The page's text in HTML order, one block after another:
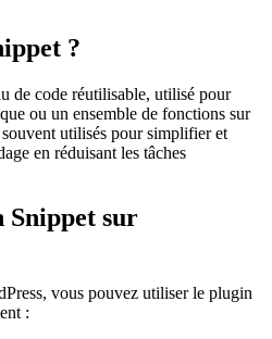
?
de code réutilisable, utilisé pour
ou un ensemble de fonctions sur
utilisés pour simplifier et
en réduisant les tâches
Snippet sur
vous pouvez utiliser le plugin
: